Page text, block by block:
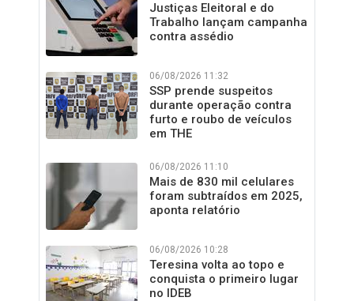
Justiças Eleitoral e do
Trabalho lançam campanha
contra assédio
06/08/2026 11:32
SSP prende suspeitos
durante operação contra
furto e roubo de veículos
em THE
06/08/2026 11:10
Mais de 830 mil celulares
foram subtraídos em 2025,
aponta relatório
06/08/2026 10:28
Teresina volta ao topo e
conquista o primeiro lugar
no IDEB